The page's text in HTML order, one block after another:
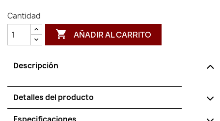
Cantidad
 AÑADIR AL CARRITO
Descripción
Detalles del producto